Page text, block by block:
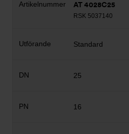
AT 4028C25
RSK 5037140
Standard
25
16